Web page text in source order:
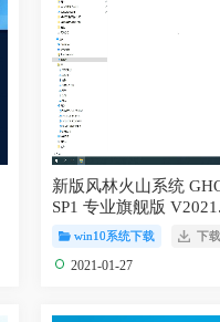
新版风林火山系统
SP1 专业旗舰版
win10系统下载 下载
2021-01-27